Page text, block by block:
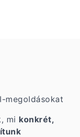
megoldásokat
mi konkrét,